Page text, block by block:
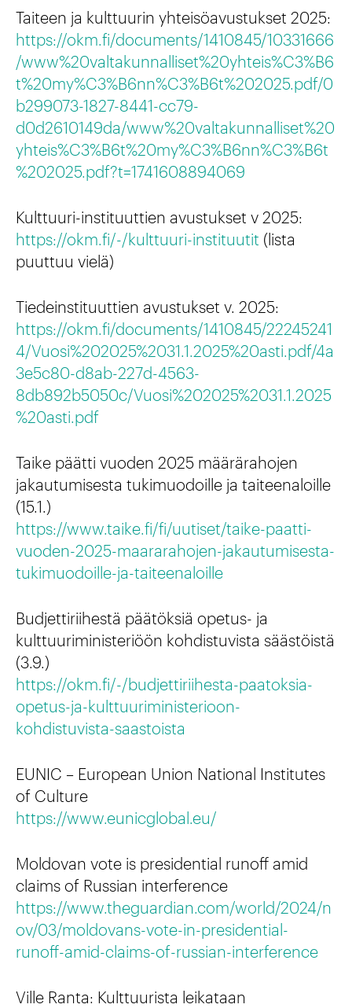
Taiteen ja kulttuurin yhteisöavustukset 2025:
https://okm.fi/documents/1410845/10331666
/www%20valtakunnalliset%20yhteis%C3%B6
t%20my%C3%B6nn%C3%B6t%202025.pdf/0
b299073-1827-8441-cc79-
d0d2610149da/www%20valtakunnalliset%20
yhteis%C3%B6t%20my%C3%B6nn%C3%B6t
%202025.pdf?t=1741608894069
Kulttuuri-instituuttien avustukset v 2025:
https://okm.fi/-/kulttuuri-instituutit (lista
puuttuu vielä)
Tiedeinstituuttien avustukset v. 2025:
https://okm.fi/documents/1410845/22245241
4/Vuosi%202025%2031.1.2025%20asti.pdf/4a
3e5c80-d8ab-227d-4563-
8db892b5050c/Vuosi%202025%2031.1.2025
%20asti.pdf
Taike päätti vuoden 2025 määrärahojen
jakautumisesta tukimuodoille ja taiteenaloille
(15.1.)
https://www.taike.fi/fi/uutiset/taike-paatti-
vuoden-2025-maararahojen-jakautumisesta-
tukimuodoille-ja-taiteenaloille
Budjettiriihestä päätöksiä opetus- ja
kulttuuriministeriöön kohdistuvista säästöistä
(3.9.)
https://okm.fi/-/budjettiriihesta-paatoksia-
opetus-ja-kulttuuriministerioon-
kohdistuvista-saastoista
EUNIC – European Union National Institutes
of Culture
https://www.eunicglobal.eu/
Moldovan vote is presidential runoff amid
claims of Russian interference
https://www.theguardian.com/world/2024/n
ov/03/moldovans-vote-in-presidential-
runoff-amid-claims-of-russian-interference
Ville Ranta: Kulttuurista leikataan